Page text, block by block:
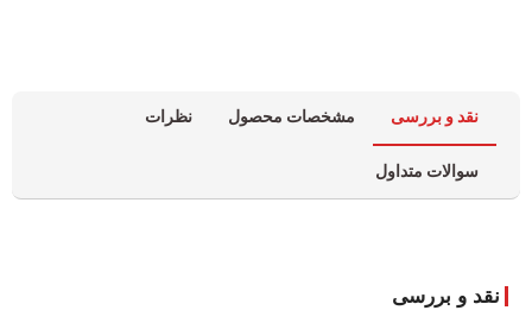
نقد و بررسی مشخصات محصول نظرات
سوالات متداول
نقد و بررسی